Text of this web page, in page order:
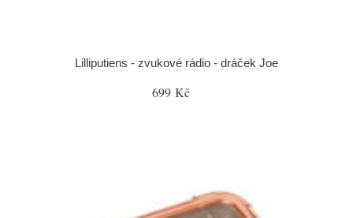
Lilliputiens - zvukové rádio - dráček Joe
699 Kč